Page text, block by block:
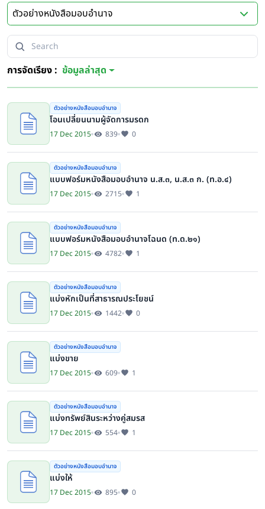
ตัวอย่างหนังสือมอบอำนาจ
การจัดเรียง : ข้อมูลล่าสุด
ตัวอย่างหนังสือมอบอำนาจ
โอนเปลี่ยนนามผู้จัดการมรดก
17 Dec 2015 839 0
ตัวอย่างหนังสือมอบอำนาจ
แบบฟอร์มหนังสือมอบอำนาจ น.ส.๓, น.ส.๓ ก. (ท.อ.๔)
17 Dec 2015 2715 1
ตัวอย่างหนังสือมอบอำนาจ
แบบฟอร์มหนังสือมอบอำนาจโฉนด (ท.ด.๒๑)
17 Dec 2015 4782 1
ตัวอย่างหนังสือมอบอำนาจ
แบ่งหักเป็นที่สาธารณประโยชน์
17 Dec 2015 1442 0
ตัวอย่างหนังสือมอบอำนาจ
แบ่งขาย
17 Dec 2015 609 1
ตัวอย่างหนังสือมอบอำนาจ
แบ่งทรัพย์สินระหว่างคู่สมรส
17 Dec 2015 554 1
ตัวอย่างหนังสือมอบอำนาจ
แบ่งให้
17 Dec 2015 895 0